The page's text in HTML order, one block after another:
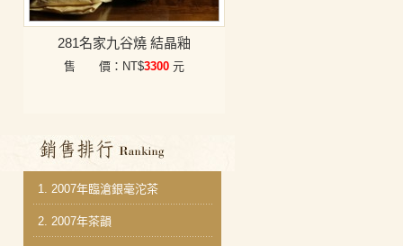
281名家九谷燒 結晶釉
售 價：NT$3300 元
銷售排行
1. 2007年臨滄銀毫沱茶
2. 2007年茶韻